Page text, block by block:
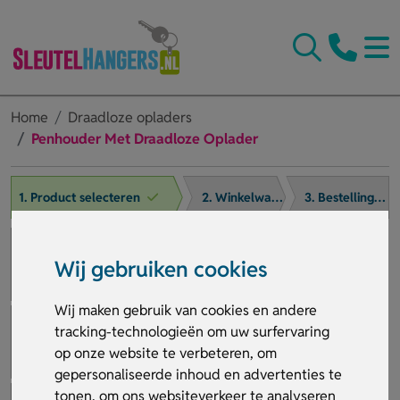
Wij gebruiken cookies
Wij maken gebruik van cookies en andere
tracking-technologieën om uw surfervaring
op onze website te verbeteren, om
gepersonaliseerde inhoud en advertenties te
tonen, om ons websiteverkeer te analyseren
Home
Draadloze opladers
Penhouder Met Draadloze Oplader
1. Product selecteren 2. Winkelwagen 3. Bestelling afronden